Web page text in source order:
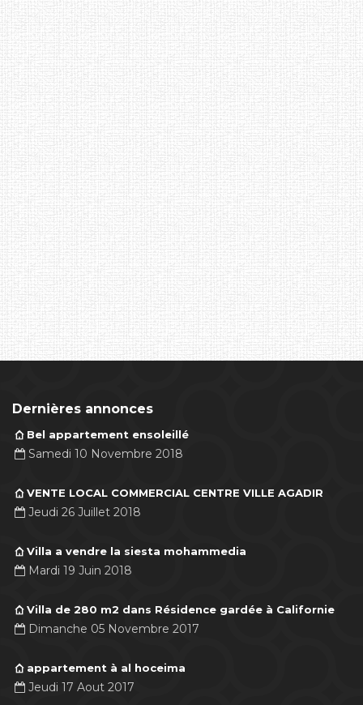
Dernières annonces
Bel appartement ensoleillé
Samedi 10 Novembre 2018
VENTE LOCAL COMMERCIAL CENTRE VILLE AGADIR
Jeudi 26 Juillet 2018
Villa a vendre la siesta mohammedia
Mardi 19 Juin 2018
Villa de 280 m2 dans Résidence gardée à Californie
Dimanche 05 Novembre 2017
appartement à al hoceima
Jeudi 17 Aout 2017